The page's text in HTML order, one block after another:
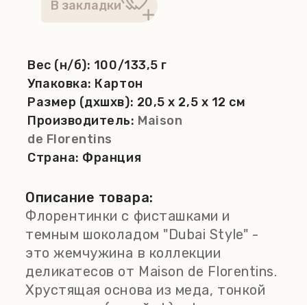
Вес (н/б): 100/133,5 г
Упаковка: Картон
Размер (дхшхв): 20,5 x 2,5 x 12 см
Производитель: Maison
de Florentins
Страна: Франция
Описание товара:
Флорентинки с фисташками и
темным шоколадом "Dubai Style" -
это жемчужина в коллекции
деликатесов от Maison de Florentins.
Хрустящая основа из меда, тонкой